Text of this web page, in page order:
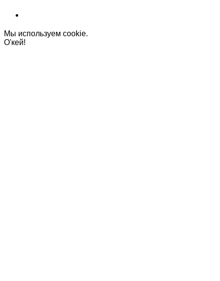
Мы используем cookie.
О'кей!